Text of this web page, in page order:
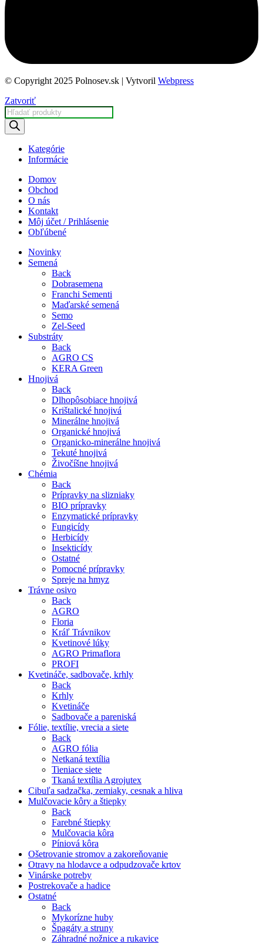
© Copyright 2025 Polnosev.sk | Vytvoril Webpress
Zatvoriť
Products
search
Kategórie
Informácie
Domov
Obchod
O nás
Kontakt
Môj účet / Prihlásenie
Obľúbené
Novinky
Semená
Back
Dobrasemena
Franchi Sementi
Maďarské semená
Semo
Zel-Seed
Substráty
Back
AGRO CS
KERA Green
Hnojivá
Back
Dlhopôsobiace hnojivá
Krištalické hnojivá
Minerálne hnojivá
Organické hnojivá
Organicko-minerálne hnojivá
Tekuté hnojivá
Živočíšne hnojivá
Chémia
Back
Prípravky na slizniaky
BIO prípravky
Enzymatické prípravky
Fungicídy
Herbicídy
Insekticídy
Ostatné
Pomocné prípravky
Spreje na hmyz
Trávne osivo
Back
AGRO
Floria
Kráľ Trávnikov
Kvetinové lúky
AGRO Primaflora
PROFI
Kvetináče, sadbovače, krhly
Back
Krhly
Kvetináče
Sadbovače a pareniská
Fólie, textílie, vrecia a siete
Back
AGRO fólia
Netkaná textília
Tieniace siete
Tkaná textília Agrojutex
Cibuľa sadzačka, zemiaky, cesnak a hliva
Mulčovacie kôry a štiepky
Back
Farebné štiepky
Mulčovacia kôra
Píniová kôra
Ošetrovanie stromov a zakoreňovanie
Otravy na hlodavce a odpudzovače krtov
Vinárske potreby
Postrekovače a hadice
Ostatné
Back
Mykorízne huby
Špagáty a struny
Záhradné nožnice a rukavice